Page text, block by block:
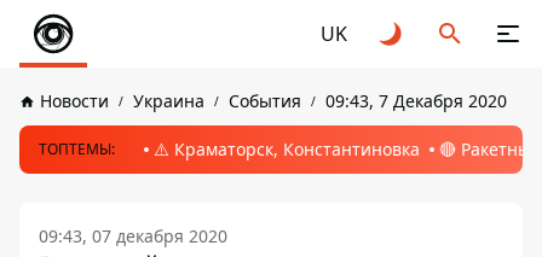
UK
Новости Украина События 09:43, 7 Декабря 2020
ТОПТЕМЫ: ⚠️ Краматорск, Константиновка 🔴
09:43, 07 декабря 2020